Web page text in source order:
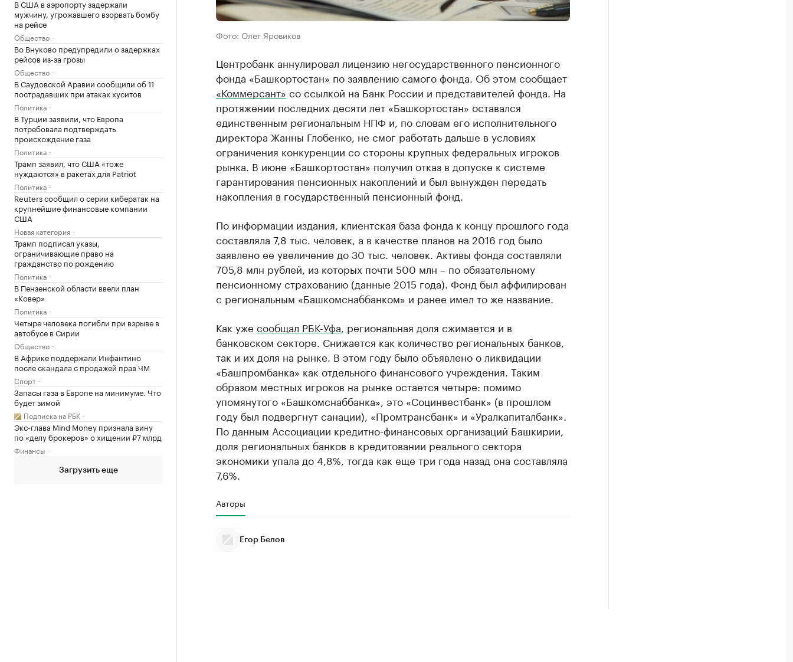
В США в аэропорту задержали
мужчину, угрожавшего взорвать бомбу
на рейсе
Общество
Во Внуково предупредили о задержках
рейсов из-за грозы
Общество
В Саудовской Аравии сообщили об 11
пострадавших при атаках хуситов
Политика
В Турции заявили, что Европа
потребовала подтверждать
происхождение газа
Политика
Трамп заявил, что США «тоже
нуждаются» в ракетах для Patriot
Политика
Reuters сообщил о серии кибератак на
крупнейшие финансовые компании
США
Новая категория
Трамп подписал указы,
ограничивающие право на
гражданство по рождению
Политика
В Пензенской области ввели план
«Ковер»
Политика
Четыре человека погибли при взрыве в
автобусе в Сирии
Общество
В Африке поддержали Инфантино
после скандала с продажей прав ЧМ
Спорт
Запасы газа в Европе на минимуме. Что
будет зимой
Подписка на РБК
Экс-глава Mind Money признала вину
по «делу брокеров» о хищении ₽7 млрд
Финансы
Загрузить еще
Фото: Олег Яровиков
Центробанк аннулировал лицензию негосударственного пенсионного
фонда «Башкортостан» по заявлению самого фонда. Об этом сообщает
«Коммерсант» со ссылкой на Банк России и представителей фонда. На
протяжении последних десяти лет «Башкортостан» оставался
единственным региональным НПФ и, по словам его исполнительного
директора Жанны Глобенко, не смог работать дальше в условиях
ограничения конкуренции со стороны крупных федеральных игроков
рынка. В июне «Башкортостан» получил отказ в допуске к системе
гарантирования пенсионных накоплений и был вынужден передать
накопления в государственный пенсионный фонд.
По информации издания, клиентская база фонда к концу прошлого года
составляла 7,8 тыс. человек, а в качестве планов на 2016 год было
заявлено ее увеличение до 30 тыс. человек. Активы фонда составляли
705,8 млн рублей, из которых почти 500 млн – по обязательному
пенсионному страхованию (данные 2015 года). Фонд был аффилирован
с региональным «Башкомснаббанком» и ранее имел то же название.
Как уже сообщал РБК-Уфа , региональная доля сжимается и в
банковском секторе. Снижается как количество региональных банков,
так и их доля на рынке. В этом году было объявлено о ликвидации
«Башпромбанка» как отдельного финансового учреждения. Таким
образом местных игроков на рынке остается четыре: помимо
упомянутого «Башкомснаббанка», это «Социнвестбанк» (в прошлом
году был подвергнут санации), «Промтрансбанк» и «Уралкапиталбанк».
По данным Ассоциации кредитно-финансовых организаций Башкирии,
доля региональных банков в кредитовании реального сектора
экономики упала до 4,8%, тогда как еще три года назад она составляла
7,6%.
Авторы
Егор Белов